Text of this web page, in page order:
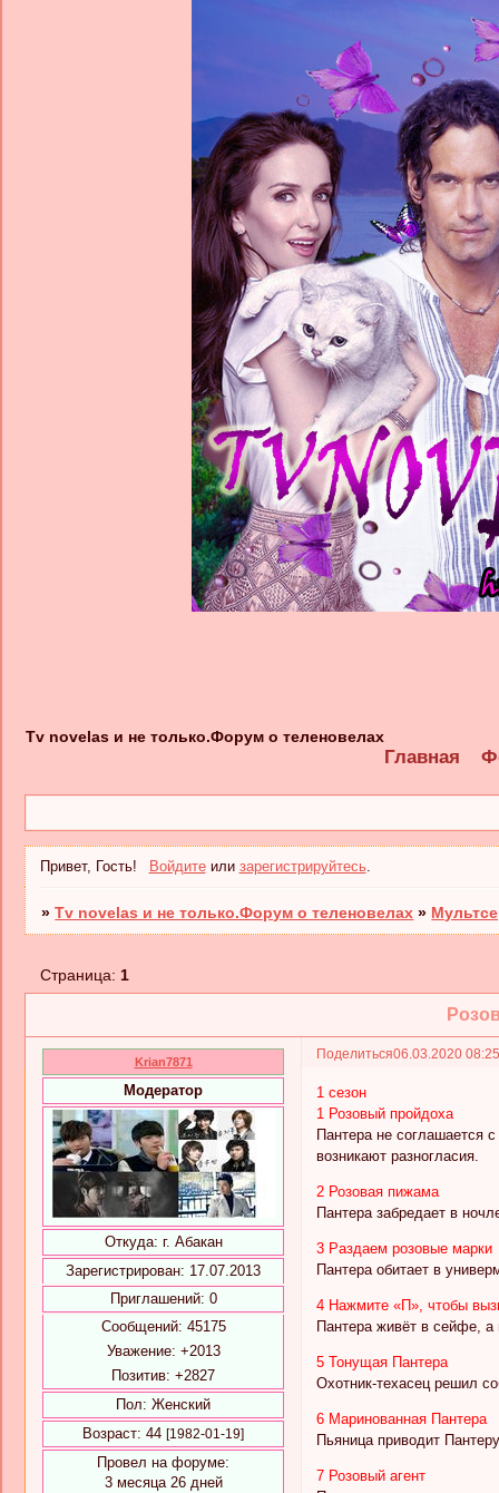
Tv novelas и не только.Форум о теленовелах
Главная
Привет, Гость! Войдитеили зарегистрируйтесь.
»Tv novelas и не только.Форум о теленовелах »
Страница:1
Поделиться06.03.2020
Krian7871
Модератор
Откуда: г. Абакан
Зарегистрирован: 17.07.2013
Приглашений: 0
Сообщений: 45175
Уважение: +2013
Позитив: +2827
Пол: Женский
Возраст: 44 [1982-01-19]
Провел на форуме:
3 месяца 26 дней
1 сезон
1 Розовый пройдоха
Пантера не соглашается
возникают разногласия.
2 Розовая пижама
Пантера забредает в
3 Раздаем розовые марки
Пантера обитает в
4 Нажмите «П», чтобы
Пантера живёт в сейфе, а
5 Тонущая Пантера
Охотник-техасец решил
6 Маринованная Пантера
Пьяница приводит
7 Розовый агент